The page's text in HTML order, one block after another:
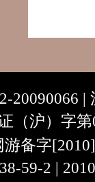
20090066 |
（沪）字
游备字
59-2 |